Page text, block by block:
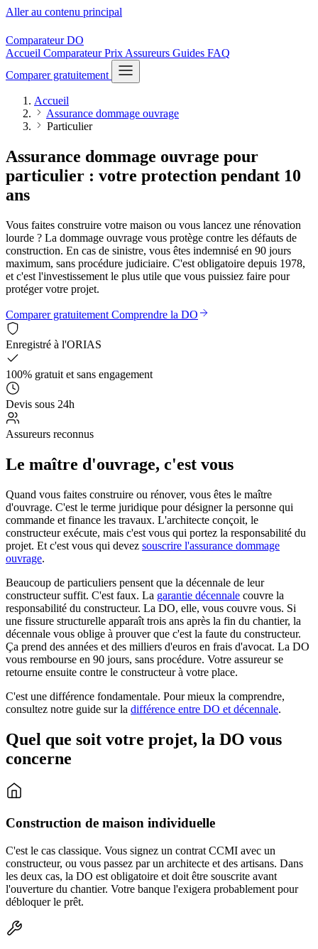
Aller au contenu principal
ComparateurDO
Accueil ComparateurPrix Assureurs Guides FAQ
Comparer gratuitement
Accueil
Assurance dommage ouvrage
Particulier
Assurance dommage ouvrage pour
particulier : votre protection pendant 10
ans
Vous faites construire votre maison ou vous lancez une rénovation
lourde ? La dommage ouvrage vous protège contre les défauts de
construction. En cas de sinistre, vous êtes indemnisé en 90 jours
maximum, sans procédure judiciaire. C'est obligatoire depuis 1978,
et c'est l'investissement le plus utile que vous puissiez faire pour
protéger votre projet.
Comparer gratuitement Comprendre la DO
Enregistré à l'ORIAS
100% gratuit et sans engagement
Devis sous 24h
Assureurs reconnus
Le maître d'ouvrage, c'est vous
Quand vous faites construire ou rénover, vous êtes le maître
d'ouvrage. C'est le terme juridique pour désigner la personne qui
commande et finance les travaux. L'architecte conçoit, le
constructeur exécute, mais c'est vous qui portez la responsabilité du
projet. Et c'est vous qui devez souscrire l'assurance dommage
ouvrage.
Beaucoup de particuliers pensent que la décennale de leur
constructeur suffit. C'est faux. La garantie décennale couvre la
responsabilité du constructeur. La DO, elle, vous couvre vous. Si
une fissure structurelle apparaît trois ans après la fin du chantier, la
décennale vous oblige à prouver que c'est la faute du constructeur.
Ça prend des années et des milliers d'euros en frais d'avocat. La DO
vous rembourse en 90 jours, sans procédure. Votre assureur se
retourne ensuite contre le constructeur à votre place.
C'est une différence fondamentale. Pour mieux la comprendre,
consultez notre guide sur la différence entre DO et décennale.
Quel que soit votre projet, la DO vous
concerne
Construction de maison individuelle
C'est le cas classique. Vous signez un contrat CCMI avec un
constructeur, ou vous passez par un architecte et des artisans. Dans
les deux cas, la DO est obligatoire et doit être souscrite avant
l'ouverture du chantier. Votre banque l'exigera probablement pour
débloquer le prêt.